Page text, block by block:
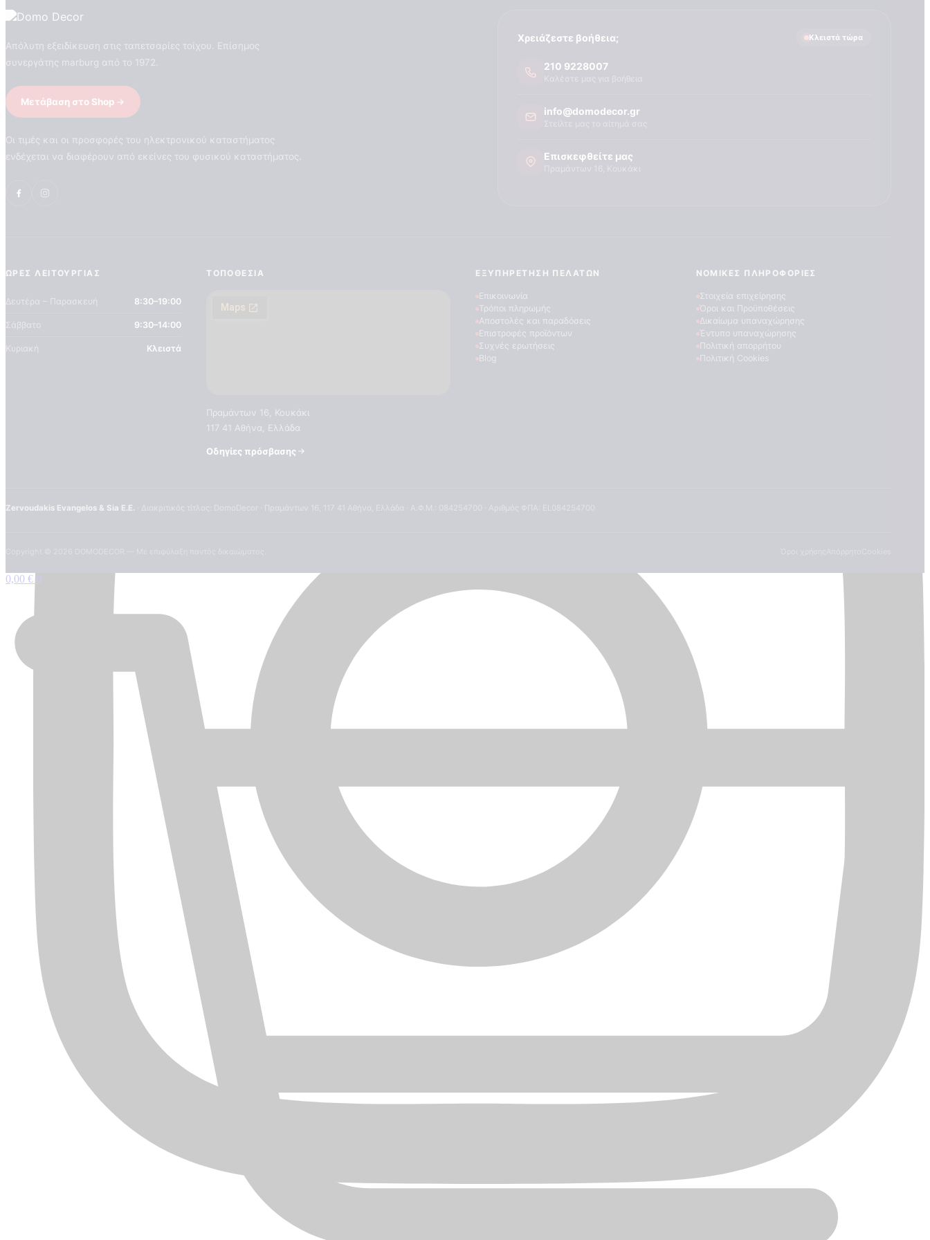
Απόλυτη εξειδίκευση στις ταπετσαρίες τοίχου. Επίσημος
συνεργάτης marburg από το 1972.
Μετάβαση στο Shop
Οι τιμές και οι προσφορές του ηλεκτρονικού καταστήματος
ενδέχεται να διαφέρουν από εκείνες του φυσικού καταστήματος.
Χρειάζεστε βοήθεια; Κλειστά τώρα
210 9228007
info@domodecor.gr
Επισκεφθείτε μας
ΏΡΕΣ ΛΕΙΤΟΥΡΓΊΑΣ
Δευτέρα – Παρασκευή 8:30–19:00
Σάββατο 9:30–14:00
Κυριακή Κλειστά
ΤΟΠΟΘΕΣΊΑ
Πραμάντων 16, Κουκάκι
117 41 Αθήνα, Ελλάδα
Οδηγίες πρόσβασης
ΕΞΥΠΗΡΈΤΗΣΗ ΠΕΛΑΤΏΝ
Επικοινωνία
Τρόποι πληρωμής
Αποστολές και παραδόσεις
Επιστροφές προϊόντων
Συχνές ερωτήσεις
Blog
ΝΟΜΙΚΈΣ ΠΛΗΡΟΦΟΡΊΕΣ
Στοιχεία επιχείρησης
Όροι και Προϋποθέσεις
Δικαίωμα υπαναχώρησης
Έντυπο υπαναχώρησης
Πολιτική απορρήτου
Πολιτική Cookies
Zervoudakis Evangelos & Sia E.E.
0,00 € 0